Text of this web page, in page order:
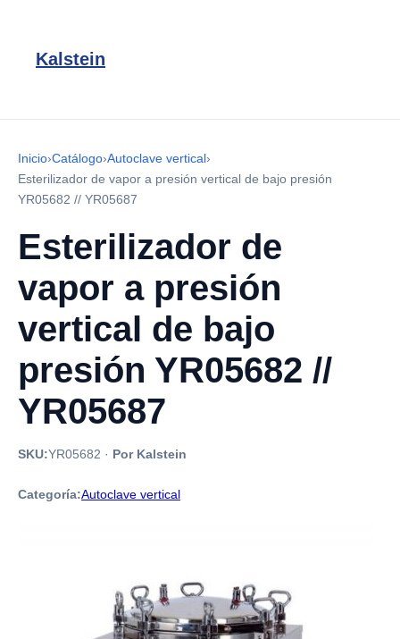
Kalstein
Inicio›Catálogo›Autoclave vertical›
Esterilizador de vapor a presión vertical de bajo presión
YR05682 // YR05687
Esterilizador de
vapor a presión
vertical de bajo
presión YR05682 //
YR05687
SKU:YR05682 · Por Kalstein
Categoría:Autoclave vertical